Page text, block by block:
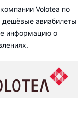
Volotea по
авиабилеты
информацию о